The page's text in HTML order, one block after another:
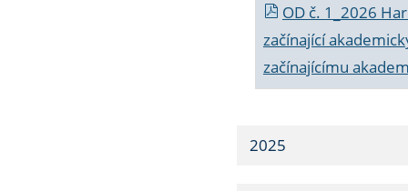
OD č. 1_2026
začínající
začínajícímu
2025